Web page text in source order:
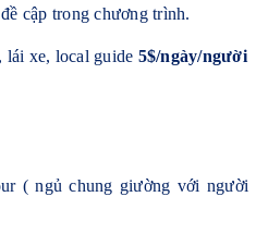
cập trong chương trình.
lái xe, local guide 5$/ngày/người
( ngủ chung giường với người